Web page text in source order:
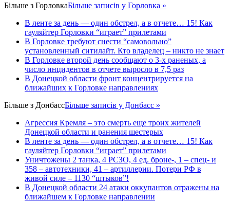
Більше з ГорловкаБільше записів у Горловка »
В ленте за день — один обстрел, а в отчете… 15! Как
гауляйтер Горловки “играет” прилетами
В Горловке требуют снести “самовольно”
установленный ситилайт. Кто владелец – никто не знает
В Горловке второй день сообщают о 3-х раненых, а
число инцидентов в отчете выросло в 7,5 раз
В Донецкой области фронт концентрируется на
ближайших к Горловке направлениях
Більше з ДонбассБільше записів у Донбасс »
Агрессия Кремля – это смерть еще троих жителей
Донецкой области и ранения шестерых
В ленте за день — один обстрел, а в отчете… 15! Как
гауляйтер Горловки “играет” прилетами
Уничтожены 2 танка, 4 РСЗО, 4 ед. броне-, 1 – спец- и
358 – автотехники, 41 – артиллерии. Потери РФ в
живой силе – 1130 “штыков”!
В Донецкой области 24 атаки оккупантов отражены на
ближайшем к Горловке направлении